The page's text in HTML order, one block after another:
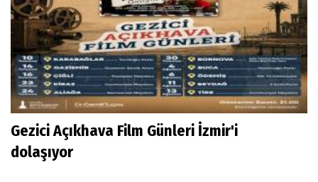
Gezici Açıkhava Film Günleri İzmir'i
dolaşıyor